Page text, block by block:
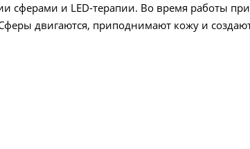
сферами и LED-терапии. Во время работы
двигаются, приподнимают кожу и